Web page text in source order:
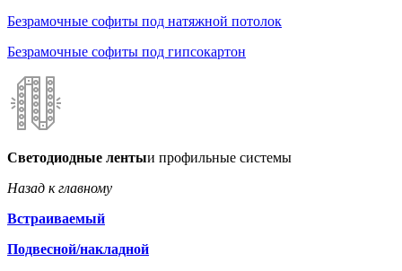
Безрамочные софиты под натяжной потолок
Безрамочные софиты под гипсокартон
Светодиодные лентыи профильные системы
Назад к главному
Встраиваемый
Подвесной/накладной